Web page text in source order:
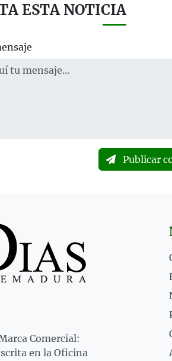
ESTA NOTICIA
Publicar
Comercial:
en la Oficina